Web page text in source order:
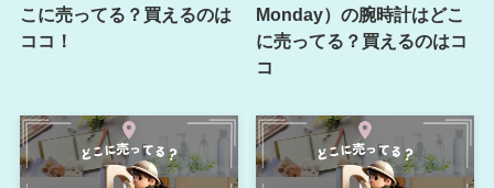
こに売ってる？買えるのは
ココ！
Monday）の腕時計はどこ
に売ってる？買えるのはコ
コ